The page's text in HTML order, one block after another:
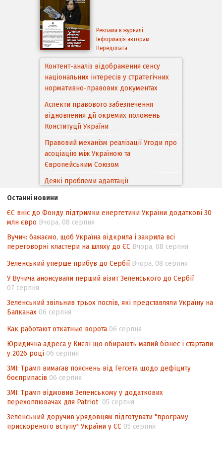
Реклама в журналі
Інформація авторам
Передплата
Контент-аналіз відображення сенсу
національних інтересів у стратегічних
нормативно-правових документах
Аспекти правового забезпечення
відновлення дії окремих положень
Конституції України
Правовий механізм реалізації Угоди про
асоціацію між Україною та
Європейським Cоюзом
Деякі проблеми адаптації
походження товарів відповідно до
Угоди про торговельні аспекти прав
інтелектуальної власності (TRIPS) у
контексті євроінтеграції
Аналіз виборчого законодавства щодо
невизначеності механізму повторного
підрахунку голосів виборців
Останні новини
ЄС вніс до Фонду підтримки енергетики України додаткові 30
млн євро Вчора, 08 серпня
Вучич: бажаємо, щоб Україна відкрила і закрила всі
переговорні кластери на шляху до ЄС Вчора, 08 серпня
Зеленський уперше прибув до Сербії Вчора, 08 серпня
У Вучича анонсували перший візит Зеленського до Сербії
07 серпня
Зеленський звільнив трьох послів, які представляли Україну на
Балканах 06 серпня
Как работают откатные ворота 06 серпня
Юридична адреса у Києві що обирають малий бізнес і стартапи
у 2026 році 06 серпня
ЗМІ: Трамп вимагав пояснень від Гегсета щодо дефіциту
боєприпасів 06 серпня
ЗМІ: Трамп відмовив Зеленському у додаткових
перехоплювачах для Patriot 05 серпня
Зеленський доручив урядовцям підготувати "програму
прискореного вступу" України у ЄС 05 серпня